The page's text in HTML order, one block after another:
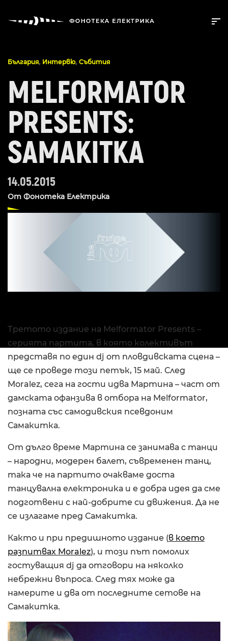
България, Интервю, Събития
MELFORMATOR
PRESENTS:
SAMAKITKA
14.05.2015
От Фонотека Електрика
Третото издание на Melformator Presents –
серията партита, в която колективът
представя по един dj от пловдивската сцена –
ще се проведе този петък, 15 май. След
Moralez, сега на гости идва Мартина – част от
дамската офанзива в отбора на Melformator,
позната със самодивския псевдоним
Самакитка.
От дълго време Мартина се занимава с танци
– народни, модерен балет, съвременен танц,
така че на партито очакваме доста
танцувална електроника и е добра идея да сме
подготвени с най-добрите си движения. Да не
се излагаме пред Самакитка.
Както и при предишното издание (в което
разпитвах Moralez), и този път помолих
гостуващия dj да отговори на няколко
небрежни въпроса. След тях може да
намерите и два от последните сетове на
Самакитка.